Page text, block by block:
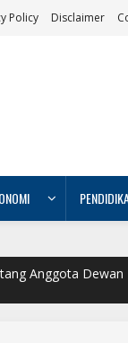
Policy Disclaimer
Anggota